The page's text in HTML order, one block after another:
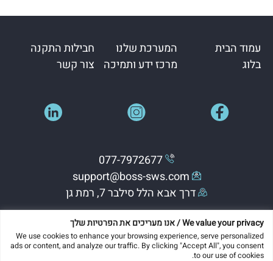
We value your privacy / אנו מעריכים את הפרטיות שלך
We use cookies to enhance your browsing experience, serve personalized
ads or content, and analyze our traffic. By clicking "Accept All", you consent
to our use of cookies.
עמוד הבית המערכת שלנו
חבילות התקנה
בלוג
מרכז ידע ותמיכה צור קשר
דרך אבא הלל סילבר 7, רמת גן
כל הזכויות שמורות ל-בוס פתרונות תוכנה